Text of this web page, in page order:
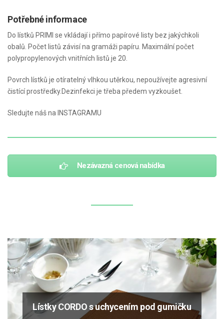
Potřebné informace
Do lístků PRIMI se vkládají i přímo papírové listy bez jakýchkoli
obalů. Počet listů závisí na gramáži papíru. Maximální počet
polypropylenových vnitřních listů je 20.
Povrch lístků je otíratelný vlhkou utěrkou, nepoužívejte agresivní
čistící prostředky.Dezinfekci je třeba předem vyzkoušet.
Sledujte náš na INSTAGRAMU
Nezávazná cenová nabídka
Lístky CORDO s uchycením pod gumičku